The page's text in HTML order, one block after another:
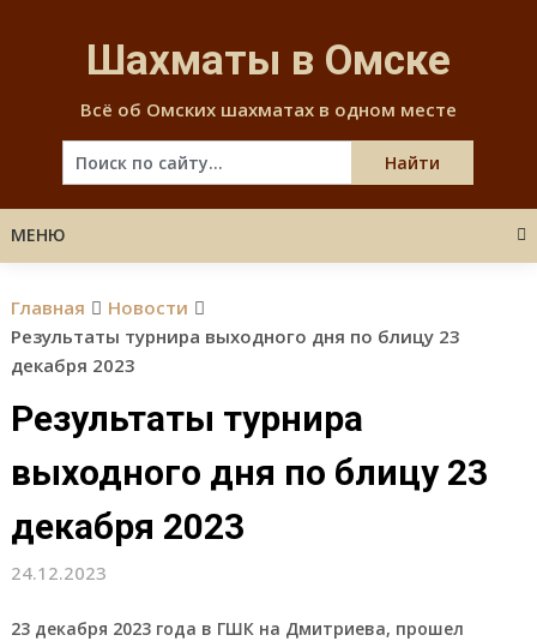
content
Шахматы в Омске
Всё об Омских шахматах в одном месте
МЕНЮ
Главная
Новости
Результаты турнира выходного дня по блицу 23
декабря 2023
Результаты турнира
выходного дня по блицу 23
декабря 2023
24.12.2023
23 декабря 2023 года в ГШК на Дмитриева, прошел